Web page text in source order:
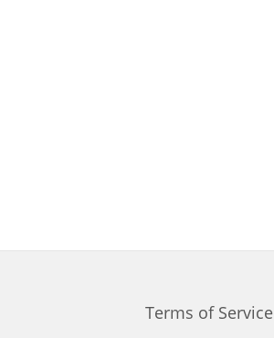
Terms of Service